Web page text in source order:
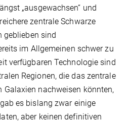
„ausgewachsen“ und
zentrale Schwarze
geblieben sind
im Allgemeinen schwer zu
verfügbaren Technologie sind
Regionen, die das zentrale
Galaxien nachweisen könnten,
es bislang zwar einige
aber keinen definitiven